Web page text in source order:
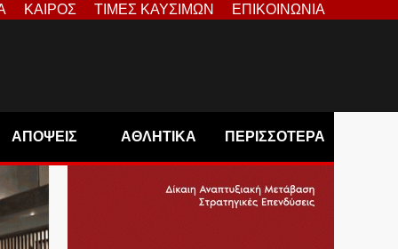
ΚΑΙΡΟΣ ΤΙΜΕΣ ΚΑΥΣΙΜΩΝ ΕΠΙΚΟΙΝΩΝΙΑ
ΑΠΟΨΕΙΣ ΑΘΛΗΤΙΚΑ ΠΕΡΙΣΣΟΤΕΡΑ